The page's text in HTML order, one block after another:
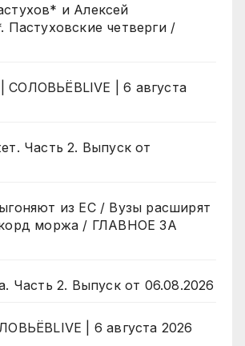
и Алексей
Пастуховские четверги /
| СОЛОВЬЁВLIVE | 6 августа
Часть 2. Выпуск от
из ЕС / Вузы расширят
моржа / ГЛАВНОЕ ЗА
Часть 2. Выпуск от 06.08.2026
| 6 августа 2026